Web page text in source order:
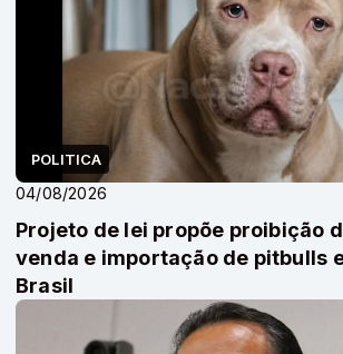
POLITICA
04/08/2026
Projeto de lei propõe proibição
venda e importação de pitbulls
Brasil